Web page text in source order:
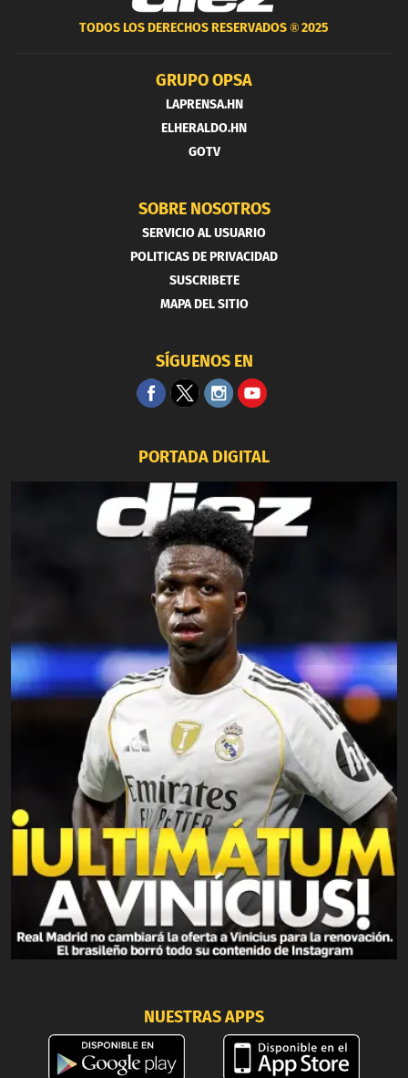
TODOS LOS DERECHOS RESERVADOS ®2025
GRUPO OPSA
LAPRENSA.HN
ELHERALDO.HN
GOTV
SOBRE NOSOTROS
SERVICIO AL USUARIO
POLITICAS DE PRIVACIDAD
SUSCRIBETE
MAPA DEL SITIO
SÍGUENOS EN
PORTADA DIGITAL
NUESTRAS APPS